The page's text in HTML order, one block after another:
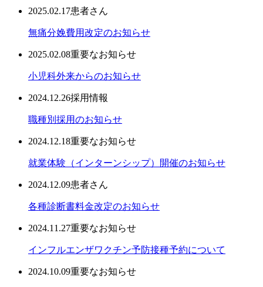
2025.02.17患者さん
無痛分娩費用改定のお知らせ
2025.02.08重要なお知らせ
小児科外来からのお知らせ
2024.12.26採用情報
職種別採用のお知らせ
2024.12.18重要なお知らせ
就業体験（インターンシップ）開催のお知らせ
2024.12.09患者さん
各種診断書料金改定のお知らせ
2024.11.27重要なお知らせ
インフルエンザワクチン予防接種予約について
2024.10.09重要なお知らせ